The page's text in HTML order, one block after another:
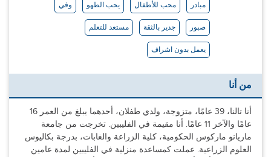
مبادر محب للأطفال يحب الطهو وفي
صبور جدير بالثقة مستعد للتعلم
يعمل بدون اشراف
من أنا
أنا تالنا، 39 عامًا، متزوجة، ولدي طفلان، أحدهما يبلغ من العمر 16
عامًا والآخر 11 عامًا. أنا مقيمة في الفليبين. تخرجت من جامعة
ماريانو ماركوس الحكومية، كلية الزراعة والغابات، بدرجة بكاليوس
العلوم الزراعية. عملت كمساعدة منزلية في الفليبين لمدة عامين